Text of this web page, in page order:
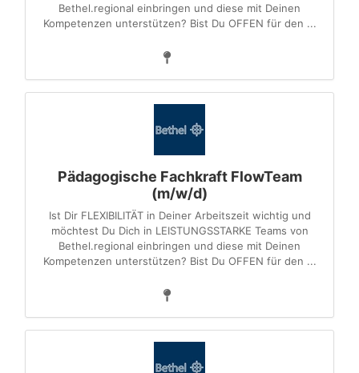
Bethel.regional einbringen und diese mit Deinen
Kompetenzen unterstützen? Bist Du OFFEN für den ...
Pädagogische Fachkraft FlowTeam
(m/w/d)
Ist Dir FLEXIBILITÄT in Deiner Arbeitszeit wichtig und
möchtest Du Dich in LEISTUNGSSTARKE Teams von
Bethel.regional einbringen und diese mit Deinen
Kompetenzen unterstützen? Bist Du OFFEN für den ...